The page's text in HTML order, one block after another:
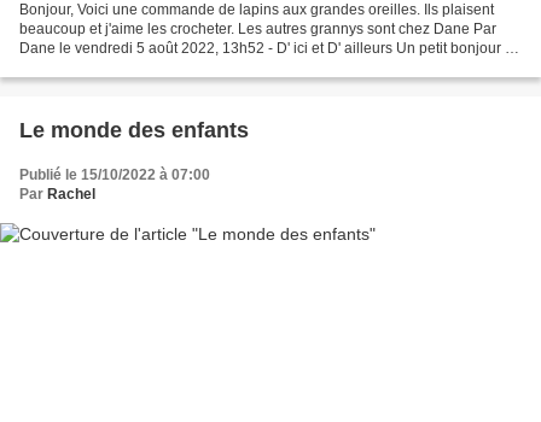
Bonjour, Voici une commande de lapins aux grandes oreilles. Ils plaisent
beaucoup et j'aime les crocheter. Les autres grannys sont chez Dane Par
Dane le vendredi 5 août 2022, 13h52 - D' ici et D' ailleurs Un petit bonjour a
Le monde des enfants
Publié le 15/10/2022 à 07:00
Par Rachel